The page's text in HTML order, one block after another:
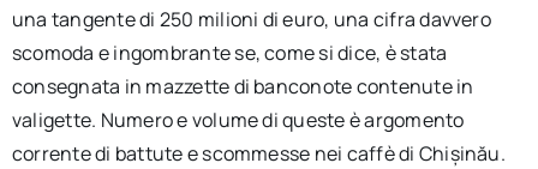
una tangente di 250 milioni di euro, una cifra davvero
scomoda e ingombrante se, come si dice, è stata
consegnata in mazzette di banconote contenute in
valigette. Numero e volume di queste è argomento
corrente di battute e scommesse nei caffè di Chișinău.